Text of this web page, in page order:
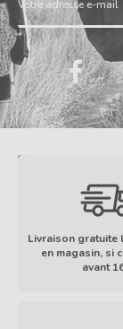
Votre adresse e-mail
Livraison gratuite
en magasin, si
avant